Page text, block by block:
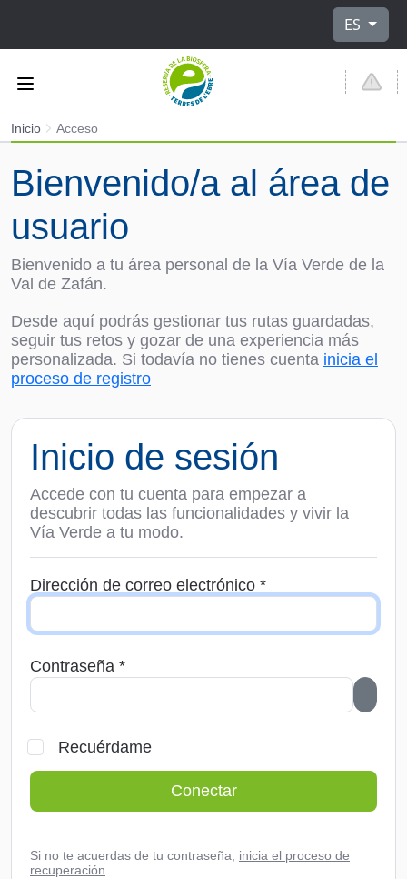
ES
Inicio Acceso
Bienvenido/a al área de
usuario
Bienvenido a tu área personal de la Vía Verde de la
Val de Zafán.
Desde aquí podrás gestionar tus rutas guardadas,
seguir tus retos y gozar de una experiencia más
personalizada. Si todavía no tienes cuenta inicia el
proceso de registro
Inicio de sesión
Accede con tu cuenta para empezar a
descubrir todas las funcionalidades y vivir la
Vía Verde a tu modo.
Dirección de correo electrónico *
Contraseña *
Recuérdame
Conectar
Si no te acuerdas de tu contraseña, inicia el proceso de
recuperación